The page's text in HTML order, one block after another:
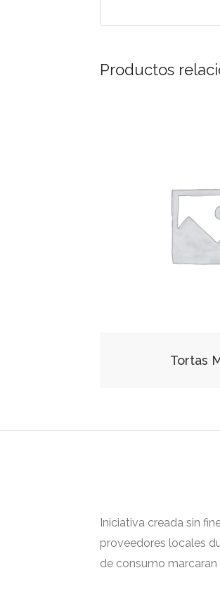
Productos
Tortas
Iniciativa creada sin
proveedores locales
de consumo